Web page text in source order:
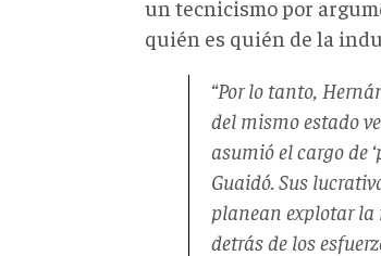
un tecnicismo por
quién es quién de la
“Por lo tanto,
del mismo estado
asumió el cargo de
Guaidó. Sus
planean explotar la
detrás de los